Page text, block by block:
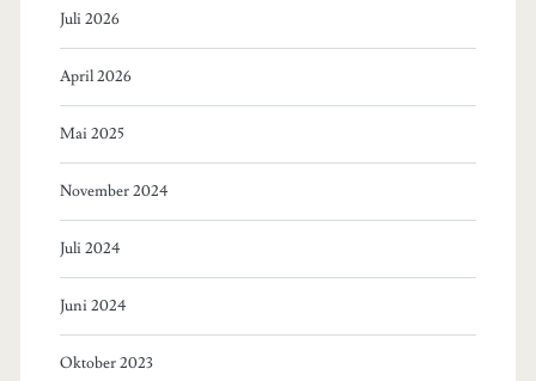
Juli 2026
April 2026
Mai 2025
November 2024
Juli 2024
Juni 2024
Oktober 2023